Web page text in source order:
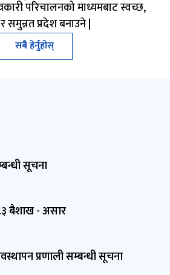
परिचालनको माध्यमबाट स्वच्छ,
समुन्नत प्रदेश बनाउने |
सबै हेर्नुहोस्
सूचना
बैशाख - असार
प्रणाली सम्बन्धी सूचना